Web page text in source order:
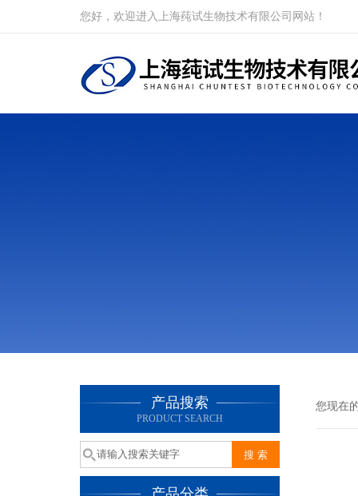
您好，欢迎进入上海莼试生物技术有限公司网站！
产品搜索
PRODUCT SEARCH
您现在